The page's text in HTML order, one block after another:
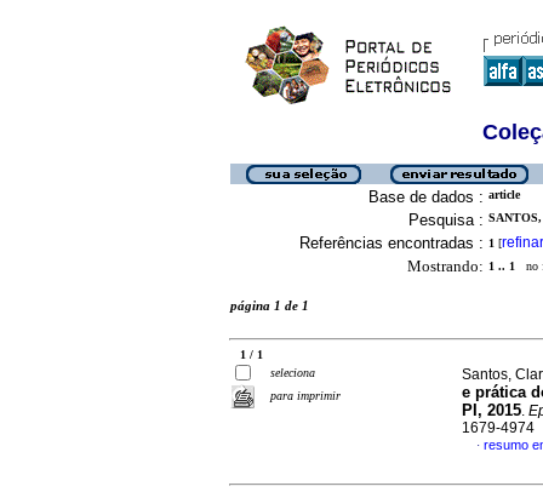
Base de dados : article
Pesquisa :
Referências encontradas : 1 [refinar
Mostrando: 1 .. 1 no
página 1 de 1
1 / 1
seleciona
para imprimir
Santos,
e prática
PI, 2015.
1679-4974
· resumo